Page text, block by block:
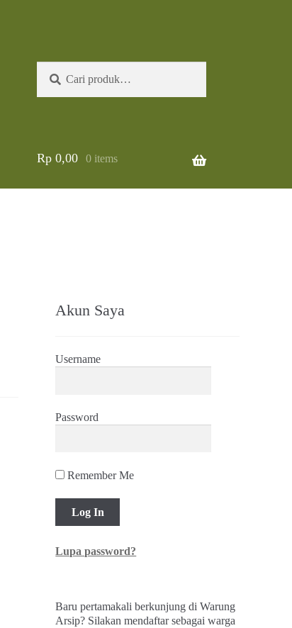
untuk:
Rp0,00 0 items
Akun Saya
Username
Password
Remember Me
Lupa password?
Baru pertamakali berkunjung di Warung
Arsip? Silakan mendaftar sebagai warga